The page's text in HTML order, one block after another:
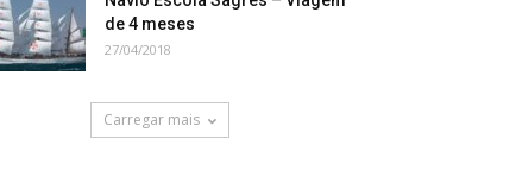
de 4 meses
27/04/2018
Carregar mais